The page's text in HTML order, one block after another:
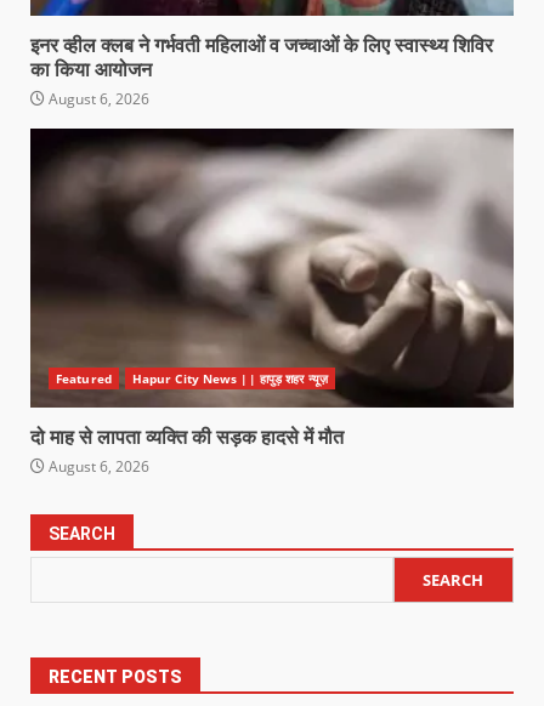
इनर व्हील क्लब ने गर्भवती महिलाओं व जच्चाओं के लिए स्वास्थ्य शिविर
का किया आयोजन
August 6, 2026
Featured Hapur City News || हापुड़ शहर न्यूज़
दो माह से लापता व्यक्ति की सड़क हादसे में मौत
August 6, 2026
SEARCH
SEARCH
RECENT POSTS